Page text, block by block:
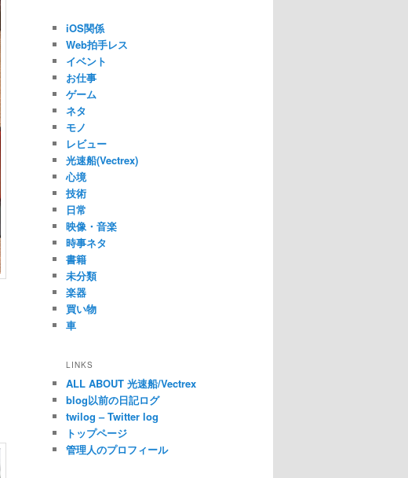
iOS関係
Web拍手レス
イベント
お仕事
ゲーム
ネタ
モノ
レビュー
光速船(Vectrex)
心境
技術
日常
映像・音楽
時事ネタ
書籍
未分類
楽器
買い物
車
LINKS
ALL ABOUT 光速船/Vectrex
blog以前の日記ログ
twilog – Twitter log
トップページ
管理人のプロフィール